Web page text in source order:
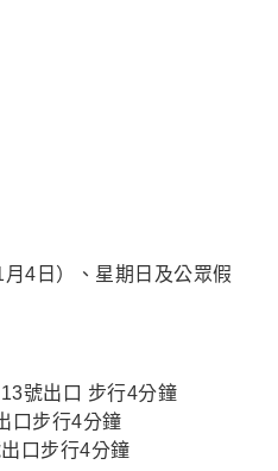
4日）、星期日及公眾假
號出口 步行4分鐘
口步行4分鐘
口步行4分鐘